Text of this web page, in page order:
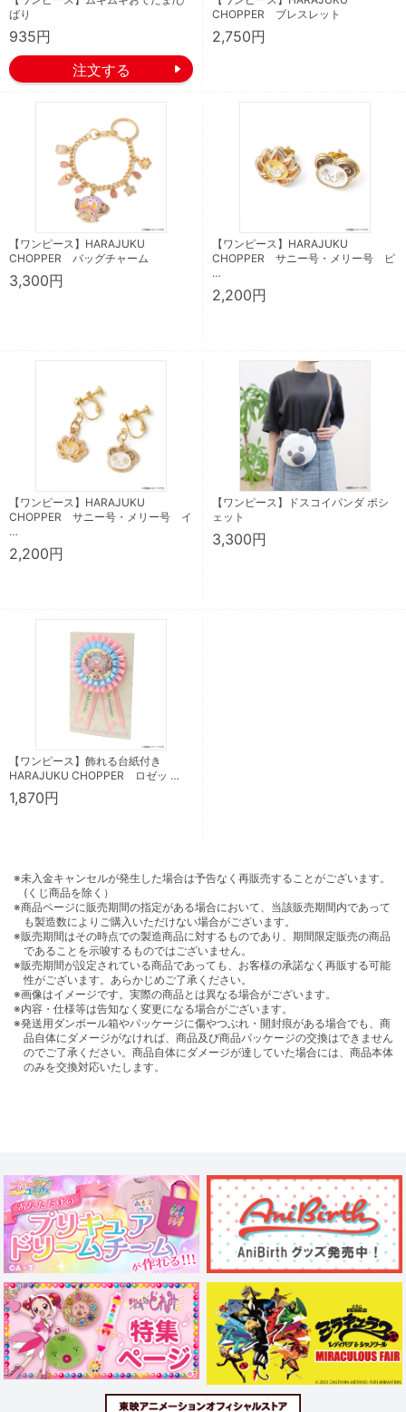
ばり
935円
CHOPPER ブレスレット
2,750円
【ワンピース】HARAJUKU
CHOPPER バッグチャーム
3,300円
【ワンピース】HARAJUKU
CHOPPER サニー号・メリー号 ピ
…
2,200円
【ワンピース】HARAJUKU
CHOPPER サニー号・メリー号 イ
…
2,200円
【ワンピース】ドスコイパンダ ポシ
ェット
3,300円
【ワンピース】飾れる台紙付き
HARAJUKU CHOPPER ロゼッ …
1,870円
※未入金キャンセルが発生した場合は予告なく再販売することがございます。
(くじ商品を除く）
※商品ページに販売期間の指定がある場合において、当該販売期間内であって
も製造数によりご購入いただけない場合がございます。
※販売期間はその時点での製造商品に対するものであり、期間限定販売の商品
であることを示唆するものではございません。
※販売期間が設定されている商品であっても、お客様の承諾なく再販する可能
性がございます。あらかじめご了承ください。
※画像はイメージです。実際の商品とは異なる場合がございます。
※内容・仕様等は告知なく変更になる場合がございます。
※発送用ダンボール箱やパッケージに傷やつぶれ・開封痕がある場合でも、商
品自体にダメージがなければ、商品及び商品パッケージの交換はできません
のでご了承ください。商品自体にダメージが達していた場合には、商品本体
のみを交換対応いたします。